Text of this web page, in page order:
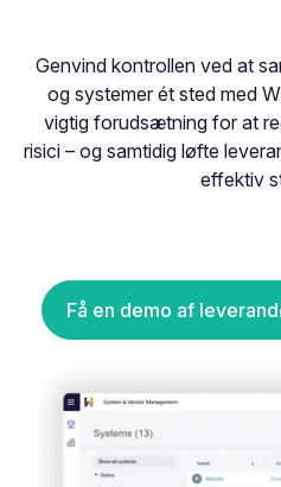
Genvind kontrollen ved at
og systemer ét sted med
vigtig forudsætning for at
risici – og samtidig løfte
effektiv
Få en demo af